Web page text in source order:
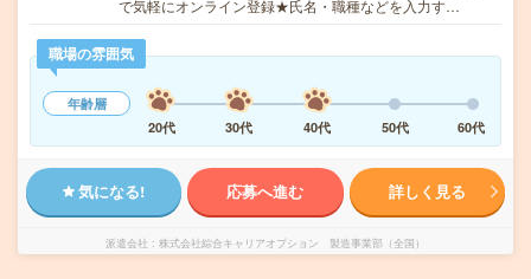
で気軽にオンライン登録★氏名・職種などを入力す…
職場の雰囲気
年齢層
20代
30代 40代 50代 60代
気になる! 応募へ進む 詳しく見る
派遣会社 株式会社綜合キャリアオプション 製造事業部（全国）